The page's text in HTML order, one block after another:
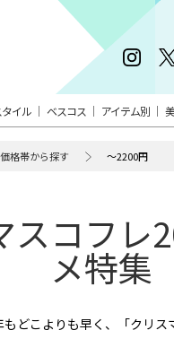
イル ベスコス アイテム別
価格帯から探す ～2200円
コフレ
メ特集
どこよりも早く、「クリ